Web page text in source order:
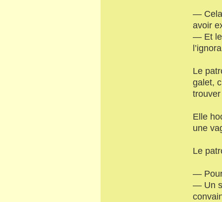
— Cela
avoir
— Et
Le
galet,
Elle
une
Le
—
— Un